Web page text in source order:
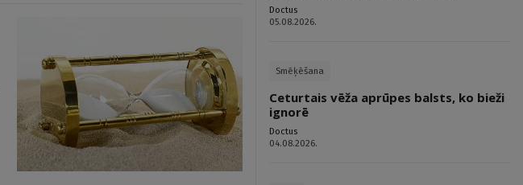
Doctus
05.08.2026.
Smēķēšana
Ceturtais vēža aprūpes balsts, ko bieži
ignorē
Doctus
04.08.2026.